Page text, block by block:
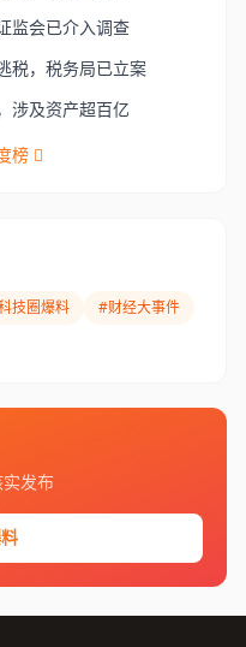
监会已介入调查
税，税务局已立案
涉及资产超百亿
榜
技圈爆料
#财经大事件
发布